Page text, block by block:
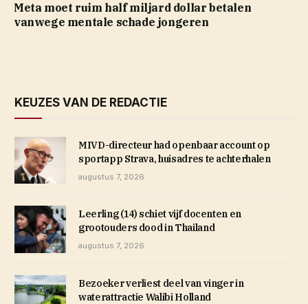
Meta moet ruim half miljard dollar betalen
vanwege mentale schade jongeren
KEUZES VAN DE REDACTIE
MIVD-directeur had openbaar account op
sportapp Strava, huisadres te achterhalen
augustus 7, 2026
Leerling (14) schiet vijf docenten en
grootouders dood in Thailand
augustus 7, 2026
Bezoeker verliest deel van vinger in
waterattractie Walibi Holland